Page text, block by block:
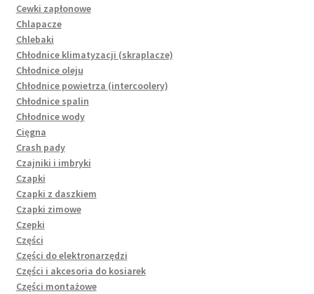
Cewki zapłonowe
Chlapacze
Chlebaki
Chłodnice klimatyzacji (skraplacze)
Chłodnice oleju
Chłodnice powietrza (intercoolery)
Chłodnice spalin
Chłodnice wody
Cięgna
Crash pady
Czajniki i imbryki
Czapki
Czapki z daszkiem
Czapki zimowe
Czepki
Części
Części do elektronarzędzi
Części i akcesoria do kosiarek
Części montażowe